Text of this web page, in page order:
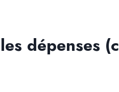
dépenses